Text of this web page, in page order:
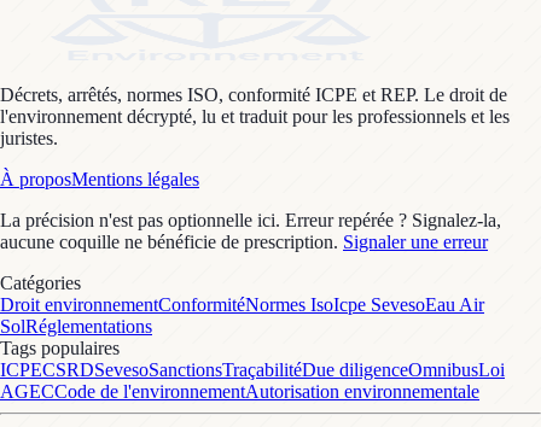
Décrets, arrêtés, normes ISO, conformité ICPE et REP. Le droit de
l'environnement décrypté, lu et traduit pour les professionnels et les
juristes.
À proposMentions légales
La précision n'est pas optionnelle ici. Erreur repérée ? Signalez-la,
aucune coquille ne bénéficie de prescription. Signaler une erreur
Catégories
Droit environnementConformitéNormes IsoIcpe SevesoEau Air
SolRéglementations
Tags populaires
ICPECSRDSevesoSanctionsTraçabilitéDue diligenceOmnibusLoi
AGECCode de l'environnementAutorisation environnementale